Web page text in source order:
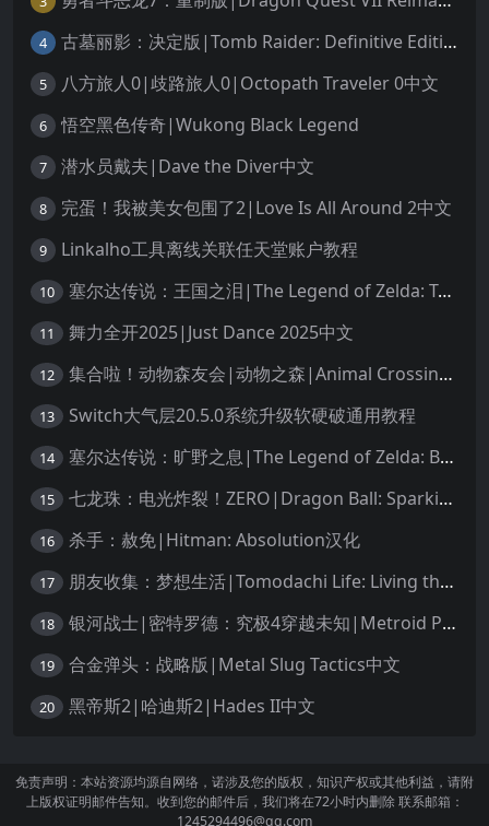
4 古墓丽影：决定版|Tomb Raider: Definitive Edition中文
5 八方旅人0|歧路旅人0|Octopath Traveler 0中文
6 悟空黑色传奇|Wukong Black Legend
7 潜水员戴夫|Dave the Diver中文
8 完蛋！我被美女包围了2|Love Is All Around 2中文
9 Linkalho工具离线关联任天堂账户教程
10 塞尔达传说：王国之泪|The Legend of Zelda: Tears of the Kingdom中文
11 舞力全开2025|Just Dance 2025中文
12 集合啦！动物森友会|动物之森|Animal Crossing: New Horizons中文
13 Switch大气层20.5.0系统升级软硬破通用教程
14 塞尔达传说：旷野之息|The Legend of Zelda: Breath of the Wild中文
15 七龙珠：电光炸裂！ZERO|Dragon Ball: Sparking! Zero中文
16 杀手：赦免|Hitman: Absolution汉化
17 朋友收集：梦想生活|Tomodachi Life: Living the Dream中文
18 银河战士|密特罗德：究极4穿越未知|Metroid Prime 4: Beyond中文
19 合金弹头：战略版|Metal Slug Tactics中文
20 黑帝斯2|哈迪斯2|Hades II中文
免责声明：本站资源均源自网络，诺涉及您的版权，知识产权或其他利益，请附
上版权证明邮件告知。收到您的邮件后，我们将在72小时内删除 联系邮箱：
1245294496@qq.com